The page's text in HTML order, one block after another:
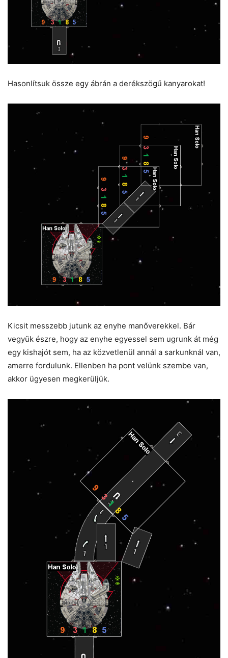
Hasonlítsuk össze egy ábrán a derékszögű kanyarokat!
Kicsit messzebb jutunk az enyhe manőverekkel. Bár
vegyük észre, hogy az enyhe egyessel sem ugrunk át még
egy kishajót sem, ha az közvetlenül annál a sarkunknál van,
amerre fordulunk. Ellenben ha pont velünk szembe van,
akkor ügyesen megkerüljük.